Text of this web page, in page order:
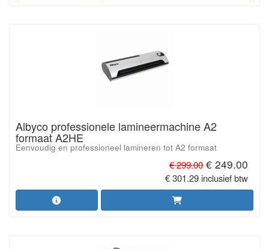
Albyco professionele lamineermachine A2
formaat A2HE
Eenvoudig en professioneel lamineren tot A2 formaat
€ 299.00 € 249.00
€ 301.29 inclusief btw